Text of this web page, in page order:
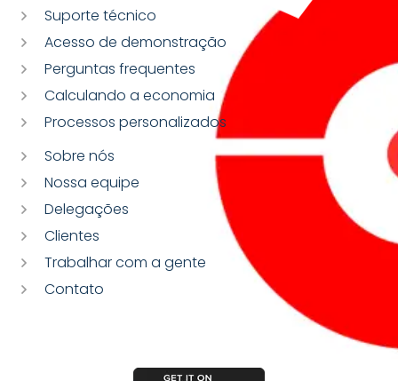
Suporte técnico
Acesso de demonstração
Perguntas frequentes
Calculando a economia
Processos personalizados
Sobre nós
Nossa equipe
Delegações
Clientes
Trabalhar com a gente
Contato